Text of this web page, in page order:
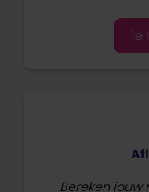
Bereken